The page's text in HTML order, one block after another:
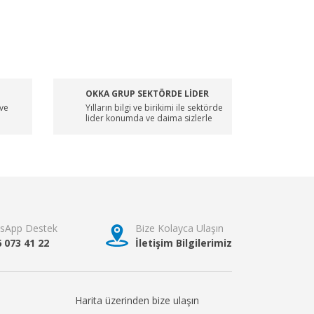
OKKA GRUP SEKTÖRDE LİDER
Yılların bilgi ve birikimi ile sektörde
lider konumda ve daima sizlerle
Destek
073 41 22
Bize Kolayca Ulaşın
İletişim Bilgilerimiz
Harita üzerinden bize ulaşın